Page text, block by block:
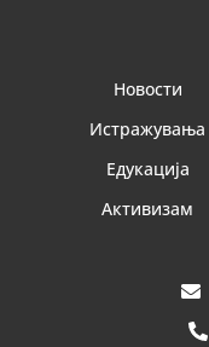
Новости
Истражувања
Едукација
Активизам